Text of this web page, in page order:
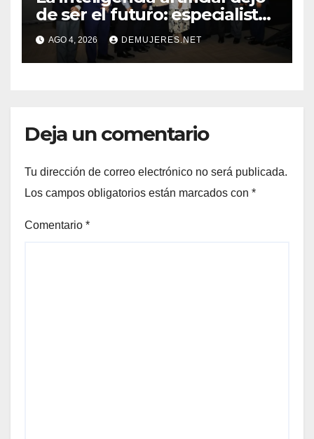
de ser el futuro: especialistas
mostraron su impacto en la
práctica médica y la atención
del cáncer
AGO 4, 2026 DEMUJERES.NET
Deja un comentario
Tu dirección de correo electrónico no será publicada.
Los campos obligatorios están marcados con *
Comentario *